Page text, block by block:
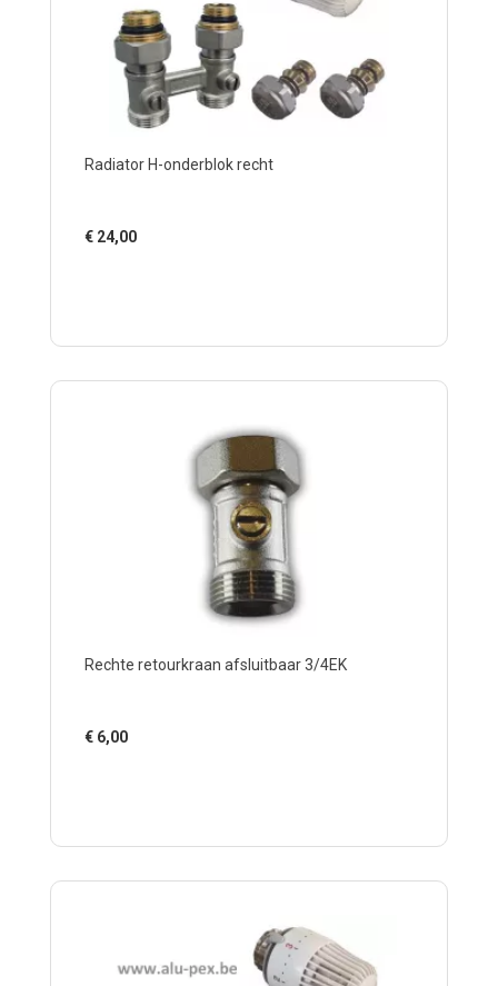
Radiator H-onderblok recht
€ 24,00
Rechte retourkraan afsluitbaar 3/4EK
€ 6,00